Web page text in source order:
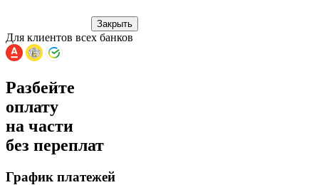
Закрыть
Для клиентов всех банков
Разбейте
оплату
на части
без переплат
График платежей